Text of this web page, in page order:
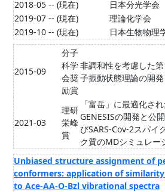
2018-05 -- (現在)
日本分光学会
2019-07 -- (現在)
理論化学会
2019-10 -- (現在)
日本生物物理
2015-09
分子
科学
会奨
励賞
非調和性を考慮した
子振動状態理論の開
2021-03
理研
栄峰
賞
「富岳」に最適化さ
GENESISの開発と公
びSARS-Cov-2スパイ
ク質のMDシミュレー
Unbiased structure assignment of
conformers: application of similarity
to Ace-AA-O-Bzl vibrational spectra